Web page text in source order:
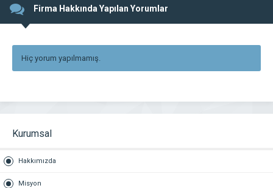
Firma Hakkında Yapılan Yorumlar
Hiç yorum yapılmamış.
Kurumsal
Hakkımızda
Misyon